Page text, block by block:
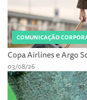
COMUNICAÇÃO
Copa Airlines e Argo
03/08/26